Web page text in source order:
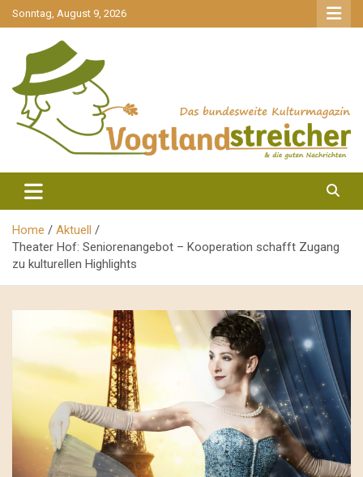
gehe
zum
Sonntag, August 9, 2026
Vogtlandstreicher
Home
Aktuell
Theater Hof: Seniorenangebot – Kooperation schafft Zugang
zu kulturellen Highlights